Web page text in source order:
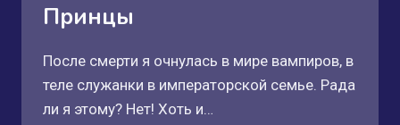
Принцы
После смерти я очнулась в мире вампиров, в
теле служанки в императорской семье. Рада
ли я этому? Нет! Хоть и…